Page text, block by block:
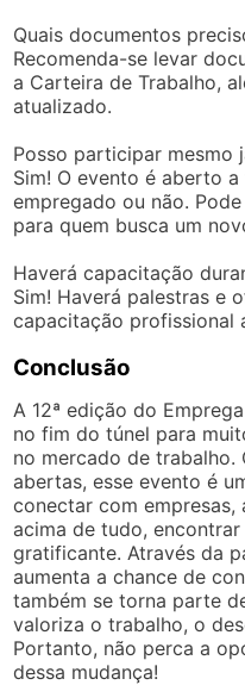
Quais documentos
Recomenda-se levar
a Carteira de Trabalho,
atualizado.
Posso participar mesmo
Sim! O evento é aberto
empregado ou não.
para quem busca um
Haverá capacitação
Sim! Haverá palestras e
capacitação profissional
Conclusão
A 12ª edição do
no fim do túnel para
no mercado de trabalho.
abertas, esse evento é
conectar com empresas,
acima de tudo,
gratificante. Através da
aumenta a chance de
também se torna parte
valoriza o trabalho, o
Portanto, não perca a
dessa mudança!